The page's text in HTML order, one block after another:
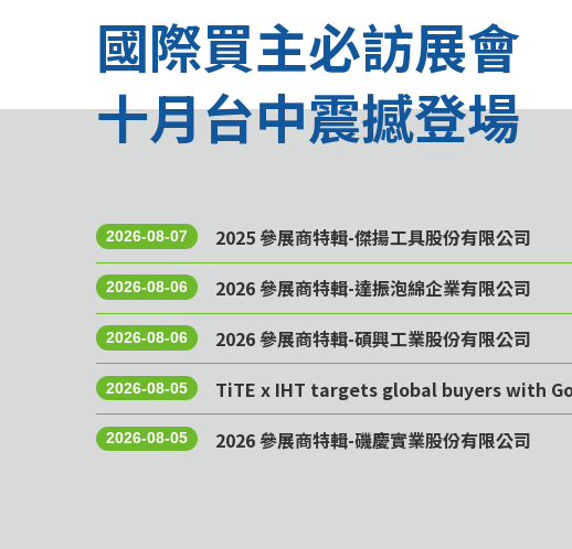
國際買主必訪展會
十月台中震撼登場
2026-08-07 2025 參展商特輯-傑揚工具股份有限公司
2026-08-06 2026 參展商特輯-達振泡綿企業有限公司
2026-08-06 2026 參展商特輯-碩興工業股份有限公司
2026-08-05 TiTE x IHT targets global buyers with
2026-08-05 2026 參展商特輯-磯慶實業股份有限公司